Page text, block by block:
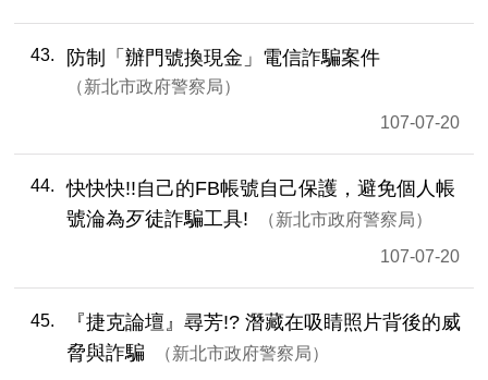
43 防制「辦門號換現金」電信詐騙案件
新北市政府警察局
107-07-20
44
快快快!!自己的FB帳號自己保護，避免個人帳
號淪為歹徒詐騙工具!
新北市政府警察局
107-07-20
45
『捷克論壇』尋芳!? 潛藏在吸睛照片背後的威
脅與詐騙
新北市政府警察局